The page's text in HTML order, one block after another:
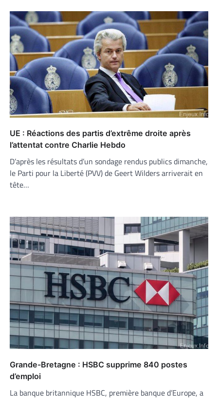
UE : Réactions des partis d’extrême droite après
l’attentat contre Charlie Hebdo
D’après les résultats d’un sondage rendus publics dimanche,
le Parti pour la Liberté (PVV) de Geert Wilders arriverait en
tête…
Grande-Bretagne : HSBC supprime 840 postes
d’emploi
La banque britannique HSBC, première banque d’Europe, a